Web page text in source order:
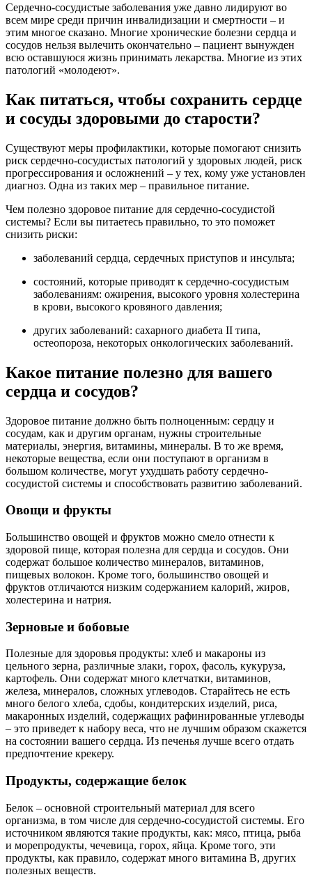
Сердечно-сосудистые заболевания уже давно лидируют во
всем мире среди причин инвалидизации и смертности – и
этим многое сказано. Многие хронические болезни сердца и
сосудов нельзя вылечить окончательно – пациент вынужден
всю оставшуюся жизнь принимать лекарства. Многие из этих
патологий «молодеют».
Как питаться, чтобы сохранить сердце
и сосуды здоровыми до старости?
Существуют меры профилактики, которые помогают снизить
риск сердечно-сосудистых патологий у здоровых людей, риск
прогрессирования и осложнений – у тех, кому уже установлен
диагноз. Одна из таких мер – правильное питание.
Чем полезно здоровое питание для сердечно-сосудистой
системы? Если вы питаетесь правильно, то это поможет
снизить риски:
заболеваний сердца, сердечных приступов и инсульта;
состояний, которые приводят к сердечно-сосудистым
заболеваниям: ожирения, высокого уровня холестерина
в крови, высокого кровяного давления;
других заболеваний: сахарного диабета II типа,
остеопороза, некоторых онкологических заболеваний.
Какое питание полезно для вашего
сердца и сосудов?
Здоровое питание должно быть полноценным: сердцу и
сосудам, как и другим органам, нужны строительные
материалы, энергия, витамины, минералы. В то же время,
некоторые вещества, если они поступают в организм в
большом количестве, могут ухудшать работу сердечно-
сосудистой системы и способствовать развитию заболеваний.
Овощи и фрукты
Большинство овощей и фруктов можно смело отнести к
здоровой пище, которая полезна для сердца и сосудов. Они
содержат большое количество минералов, витаминов,
пищевых волокон. Кроме того, большинство овощей и
фруктов отличаются низким содержанием калорий, жиров,
холестерина и натрия.
Зерновые и бобовые
Полезные для здоровья продукты: хлеб и макароны из
цельного зерна, различные злаки, горох, фасоль, кукуруза,
картофель. Они содержат много клетчатки, витаминов,
железа, минералов, сложных углеводов. Старайтесь не есть
много белого хлеба, сдобы, кондитерских изделий, риса,
макаронных изделий, содержащих рафинированные углеводы
– это приведет к набору веса, что не лучшим образом скажется
на состоянии вашего сердца. Из печенья лучше всего отдать
предпочтение крекеру.
Продукты, содержащие белок
Белок – основной строительный материал для всего
организма, в том числе для сердечно-сосудистой системы. Его
источником являются такие продукты, как: мясо, птица, рыба
и морепродукты, чечевица, горох, яйца. Кроме того, эти
продукты, как правило, содержат много витамина B, других
полезных веществ.